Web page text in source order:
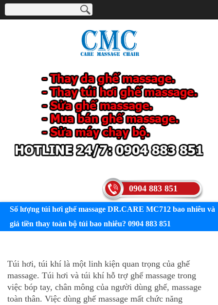
0904 883 851
Số lượng túi hơi ghế massage DR.CARE MC712 bao nhiêu và
giá tiền thay toàn bộ túi bao nhiêu? 0904 883 851
Túi hơi, túi khí là một linh kiện quan trọng của ghế
massage. Túi hơi và túi khí hỗ trợ ghế massage trong
việc bóp tay, chân mông của người dùng ghế, massage
toàn thân. Việc dùng ghế massage mất chức năng